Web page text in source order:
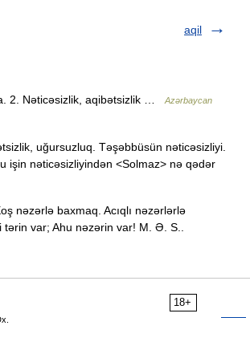
aqil
2. Nəticəsizlik, aqibətsizlik …
Azərbaycan
uğursuzluq. Təşəbbüsün nəticəsizliyi.
işin nəticəsizliyindən <Solmaz> nə qədər
nəzərlə baxmaq. Acıqlı nəzərlərlə
var; Ahu nəzərin var! M. Ə. S..
18+